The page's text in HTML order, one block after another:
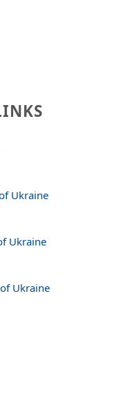
Ukraine
Ukraine
Ukraine